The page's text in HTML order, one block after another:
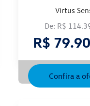
Virtus
De: R$
R$
Confira a